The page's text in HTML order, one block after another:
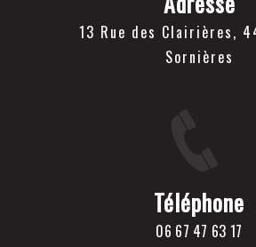
13 Rue des Clairières, 44840 Les
Sornières
Téléphone
06 67 47 63 17